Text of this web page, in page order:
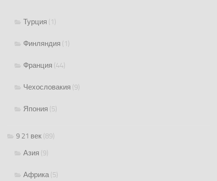
Турция (1)
Финляндия (1)
Франция (44)
Чехословакия (9)
Япония (5)
9 21 век (89)
Азия (9)
Африка (5)